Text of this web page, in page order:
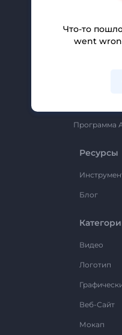
Помощь И
Политика
Программа
Ресурсы
Блог
Видео
Логотип
Веб-Сайт
Мокап
Что-то
went